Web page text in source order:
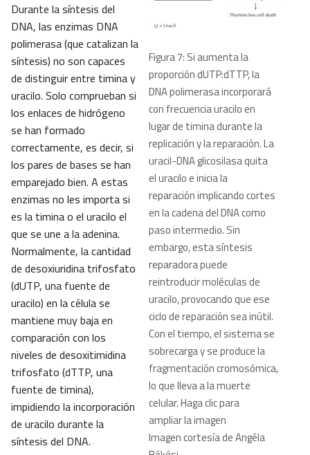
Figura 7: Si aumenta la
proporción dUTP:dTTP, la
DNA polimerasa incorporará
con frecuencia uracilo en
lugar de timina durante la
replicación y la reparación. La
uracil-DNA glicosilasa quita
el uracilo e inicia la
reparación implicando cortes
en la cadena del DNA como
paso intermedio. Sin
embargo, esta síntesis
reparadora puede
reintroducir moléculas de
uracilo, provocando que ese
ciclo de reparación sea inútil.
Con el tiempo, el sistema se
sobrecarga y se produce la
fragmentación cromosómica,
lo que lleva a la muerte
celular. Haga clic para
ampliar la imagen
Imagen cortesía de Angéla
Durante la síntesis del
DNA, las enzimas DNA
polimerasa (que catalizan la
síntesis) no son capaces
de distinguir entre timina y
uracilo. Solo comprueban si
los enlaces de hidrógeno
se han formado
correctamente, es decir, si
los pares de bases se han
emparejado bien. A estas
enzimas no les importa si
es la timina o el uracilo el
que se une a la adenina.
Normalmente, la cantidad
de desoxiuridina trifosfato
(dUTP, una fuente de
uracilo) en la célula se
mantiene muy baja en
comparación con los
niveles de desoxitimidina
trifosfato (dTTP, una
fuente de timina),
impidiendo la incorporación
de uracilo durante la
síntesis del DNA.